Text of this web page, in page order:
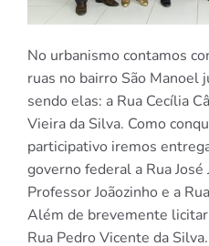
No urbanismo contamos
ruas no bairro São Manoel
sendo elas: a Rua Cecília
Vieira da Silva. Como
participativo iremos
governo federal a Rua José
Professor Joãozinho e a
Além de brevemente
Rua Pedro Vicente da Silva.